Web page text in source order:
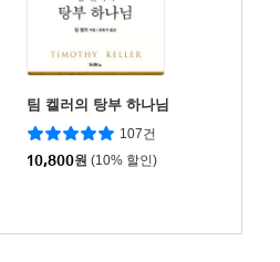
팀 켈러의 탕부 하나님
107건
10,800원 (10% 할인)